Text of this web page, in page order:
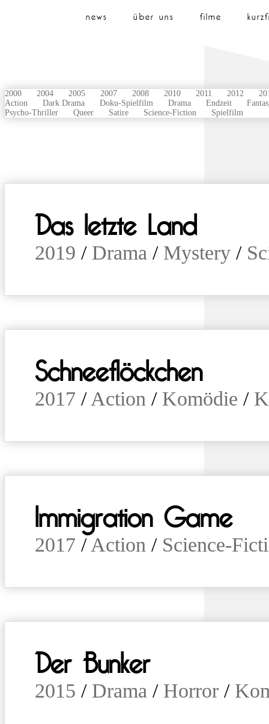
news über uns filme
2000 2004 2005 2007 2008 2010 2011 2012
Action
Dark Drama Doku-Spielfilm Drama Endzeit
Psycho-Thriller
Queer Satire Science-Fiction Spielfilm
Das letzte Land
2019 / Drama / Mystery /
Schneeflöckchen
2017 / Action / Komödie /
Immigration Game
2017 / Action / Science-
Der Bunker
2015 / Drama / Horror /